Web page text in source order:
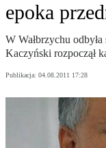
epoka
W Wałbrzychu
Kaczyński rozpoczął
Publikacja: 04.08.2011 17:28